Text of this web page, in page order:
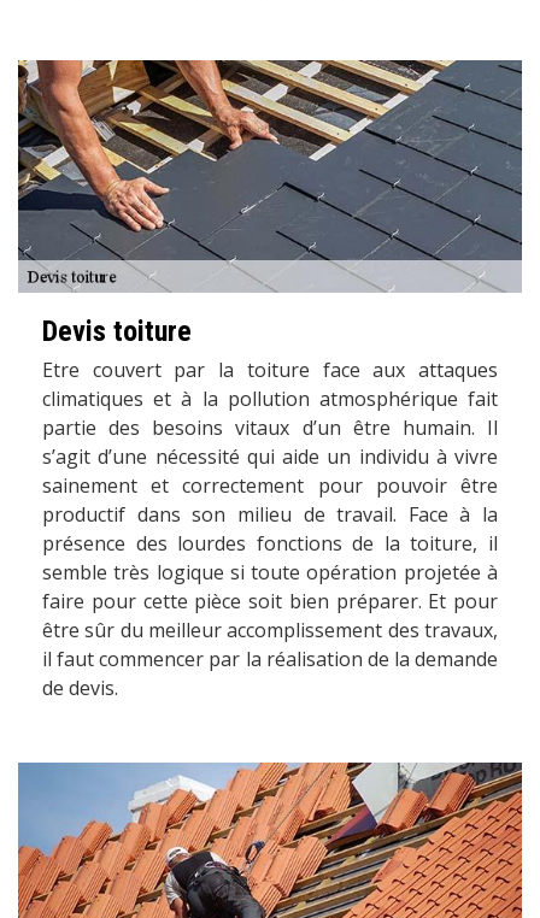
Devis toiture
Etre couvert par la toiture face aux attaques
climatiques et à la pollution atmosphérique fait
partie des besoins vitaux d’un être humain. Il
s’agit d’une nécessité qui aide un individu à vivre
sainement et correctement pour pouvoir être
productif dans son milieu de travail. Face à la
présence des lourdes fonctions de la toiture, il
semble très logique si toute opération projetée à
faire pour cette pièce soit bien préparer. Et pour
être sûr du meilleur accomplissement des travaux,
il faut commencer par la réalisation de la demande
de devis.